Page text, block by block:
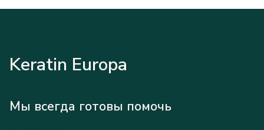
Keratin Europa
Мы всегда готовы помочь